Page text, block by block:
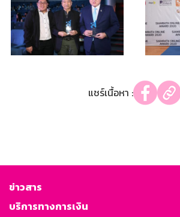
แชร์เนื้อหา :
ข่าวสาร
บริการทางการเงิน